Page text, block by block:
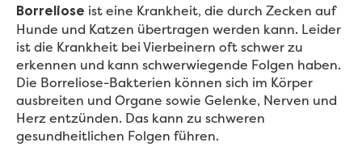
Borreliose ist eine Krankheit, die durch Zecken auf
Hunde und Katzen übertragen werden kann. Leider
ist die Krankheit bei Vierbeinern oft schwer zu
erkennen und kann schwerwiegende Folgen haben.
Die Borreliose-Bakterien können sich im Körper
ausbreiten und Organe sowie Gelenke, Nerven und
Herz entzünden. Das kann zu schweren
gesundheitlichen Folgen führen.